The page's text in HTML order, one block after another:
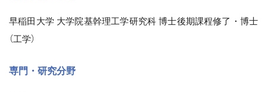
早稲田大学 大学院基幹理工学研究科 博士後期課程修了・博士
（工学）
専門・研究分野